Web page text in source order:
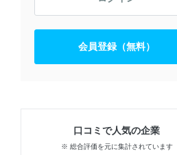
会員登録（無料）
口コミで人気の企業
※ 総合評価を元に集計されています